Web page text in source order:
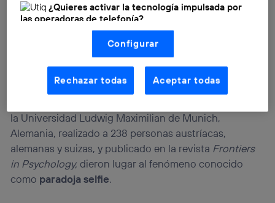
Paradojaselfie
la Universidad Ludwig Maximilian de Munich,
Alemania, realizado a 238 personas austríacas,
alemanas y suizas, y publicado en la revista Frontiers
in Psychology, dieron lugar al fenómeno conocido
como paradoja selfie.
¿Quieres activar la tecnología impulsada por
las operadoras de telefonía?
Nosotros, Telefónica S.A., utilizamos la tecnología Utiq para
realizar nuestras acciones de marketing digital o análisis
(como se describe en este aviso de consentimiento)
basadas en tu navegación en nuestra(s) web(s)
aquí (solo cuando utilizas una conexión a
internet habilitada , proporcionada por una de las
operadoras de telefonía participantes, y otorgas tu
La tecnología Utiq está diseñada con la privacidad como
prioridad ofreciéndote elección y control.
La tecnología utiliza un identificador cifrado creado por tu
operadora de telefonía, utilizando tu dirección IP y otra
información de la cuenta de cliente de
telecomunicaciones vinculada a la conexión que utilizas
Configurar
Rechazar todas Aceptar todas